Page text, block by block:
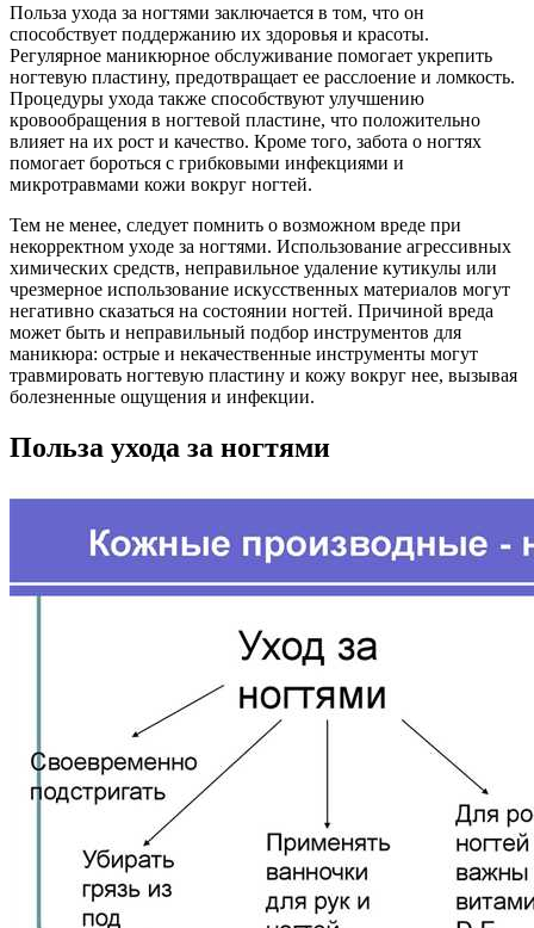
Польза ухода за ногтями заключается в том, что он
способствует поддержанию их здоровья и красоты.
Регулярное маникюрное обслуживание помогает укрепить
ногтевую пластину, предотвращает ее расслоение и ломкость.
Процедуры ухода также способствуют улучшению
кровообращения в ногтевой пластине, что положительно
влияет на их рост и качество. Кроме того, забота о ногтях
помогает бороться с грибковыми инфекциями и
микротравмами кожи вокруг ногтей.
Тем не менее, следует помнить о возможном вреде при
некорректном уходе за ногтями. Использование агрессивных
химических средств, неправильное удаление кутикулы или
чрезмерное использование искусственных материалов могут
негативно сказаться на состоянии ногтей. Причиной вреда
может быть и неправильный подбор инструментов для
маникюра: острые и некачественные инструменты могут
травмировать ногтевую пластину и кожу вокруг нее, вызывая
болезненные ощущения и инфекции.
Польза ухода за ногтями